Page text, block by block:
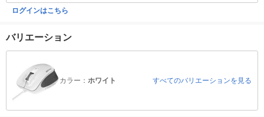
ログインはこちら
バリエーション
カラー： ホワイト すべてのバリエーションを見る